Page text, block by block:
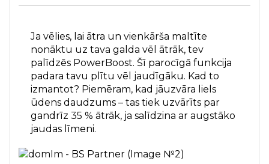
Ja vēlies, lai ātra un vienkārša maltīte
nonāktu uz tava galda vēl ātrāk, tev
palīdzēs PowerBoost. Šī parocīgā funkcija
padara tavu plītu vēl jaudīgāku. Kad to
izmantot? Piemēram, kad jāuzvāra liels
ūdens daudzums – tas tiek uzvārīts par
gandrīz 35 % ātrāk, ja salīdzina ar augstāko
jaudas līmeni.